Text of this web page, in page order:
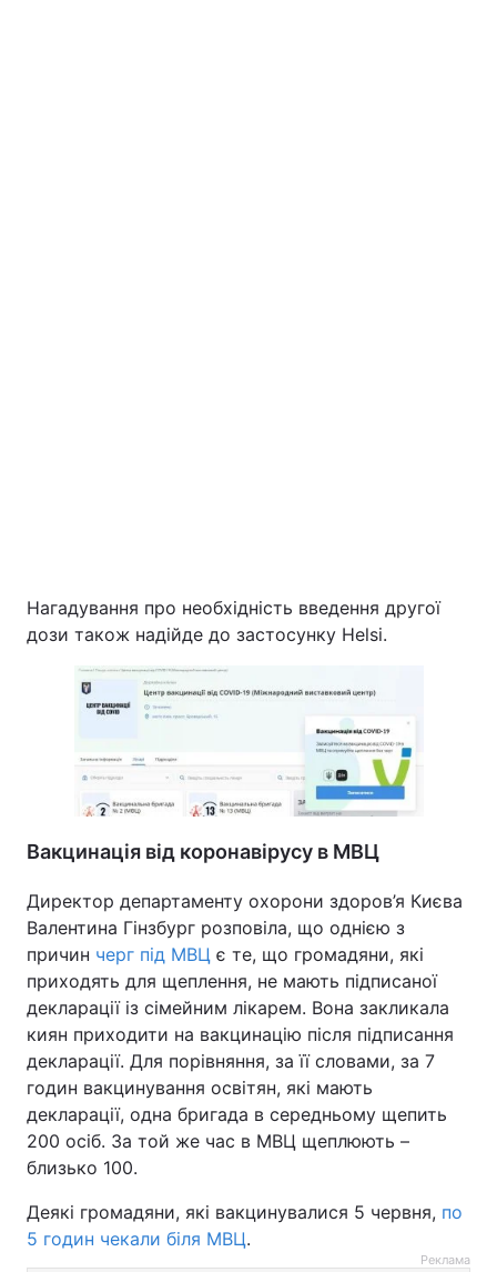
Нагадування про необхідність введення другої
дози також надійде до застосунку Helsi.
Вакцинація від коронавірусу в МВЦ
Директор департаменту охорони здоров’я Києва
Валентина Гінзбург розповіла, що однією з
причин черг під МВЦ є те, що громадяни, які
приходять для щеплення, не мають підписаної
декларації із сімейним лікарем. Вона закликала
киян приходити на вакцинацію після підписання
декларації. Для порівняння, за її словами, за 7
годин вакцинування освітян, які мають
декларації, одна бригада в середньому щепить
200 осіб. За той же час в МВЦ щеплюють –
близько 100.
Деякі громадяни, які вакцинувалися 5 червня, по
5 годин чекали біля МВЦ.
Реклама